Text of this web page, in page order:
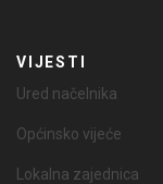
VIJESTI
Ured načelnika
Općinsko vijeće
Lokalna zajednica